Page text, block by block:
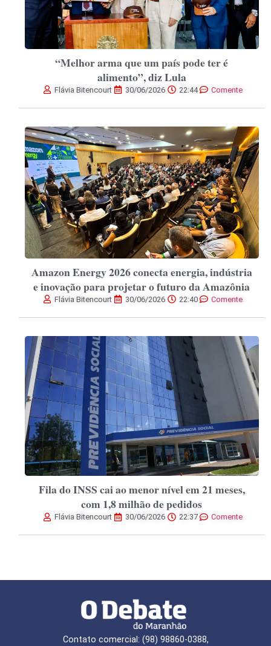
“Melhor arma que um país pode ter é
alimento”, diz Lula
Flávia Bitencourt 30/06/2026 22:44 Comente
Amazon Energy 2026 conecta energia, indústria
e inovação para projetar o futuro da Amazônia
Flávia Bitencourt 30/06/2026 22:40 Comente
Fila do INSS cai ao menor nível em 21 meses,
com 1,8 milhão de pedidos
Flávia Bitencourt 30/06/2026 22:37 Comente
Contato comercial: (98) 98860-0388,